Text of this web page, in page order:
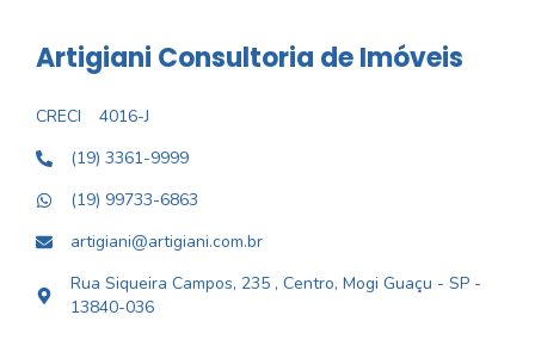
Artigiani Consultoria de Imóveis
CRECI
4016-J
(19) 3361-9999
(19) 99733-6863
artigiani@artigiani.com.br
Rua Siqueira Campos, 235 , Centro, Mogi Guaçu - SP -
13840-036